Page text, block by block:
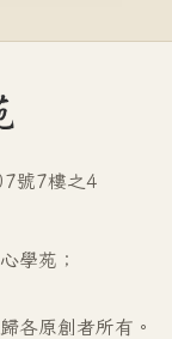
號7樓之4
學苑；
各原創者所有。